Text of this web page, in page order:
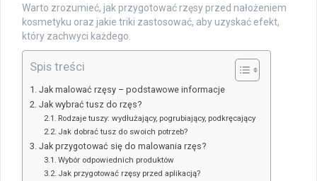
Warto zrozumieć, jak przygotować rzęsy przed nałożeniem
kosmetyku oraz jakie triki zastosować, aby uzyskać efekt,
który zachwyci każdego.
Spis treści
Jak malować rzęsy – podstawowe informacje
Jak wybrać tusz do rzęs?
Rodzaje tuszy: wydłużający, pogrubiający, podkręcający
Jak dobrać tusz do swoich potrzeb?
Jak przygotować się do malowania rzęs?
Wybór odpowiednich produktów
Jak przygotować rzęsy przed aplikacją?